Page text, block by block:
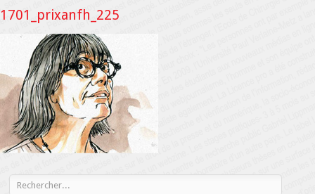
1701_prixanfh_225